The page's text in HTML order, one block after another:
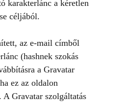
karakterlánc a kéretlen
céljából.
az e-mail címből
(hashnek szokás
a Gravatar
ez az oldalon
A Gravatar szolgáltatás